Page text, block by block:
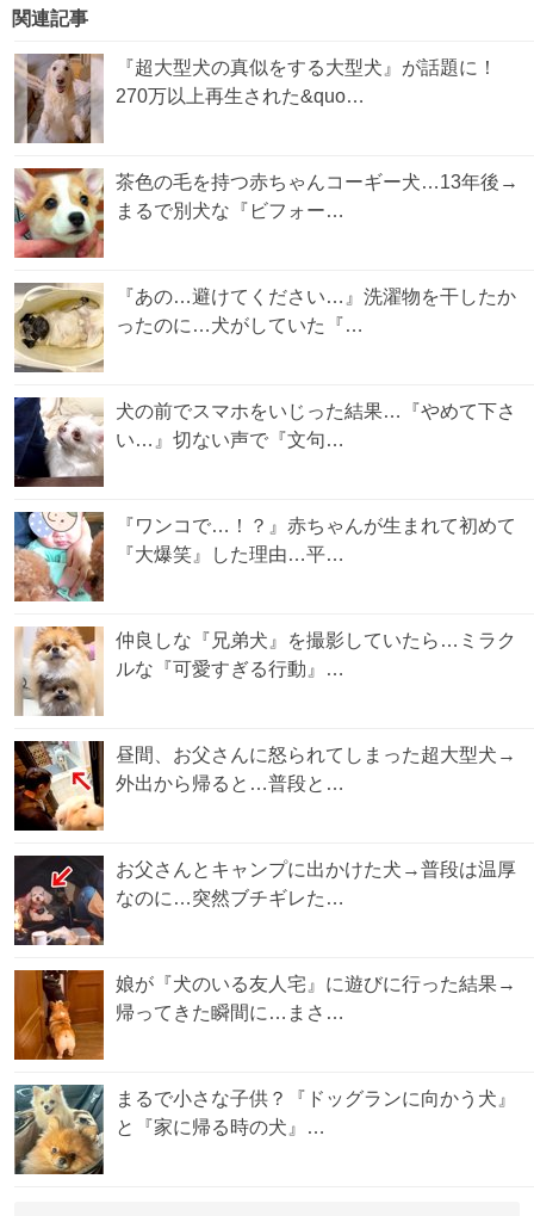
関連記事
『超大型犬の真似をする大型犬』が話題に！
270万以上再生された&quo…
茶色の毛を持つ赤ちゃんコーギー犬…13年後→
まるで別犬な『ビフォー…
『あの…避けてください…』洗濯物を干したか
ったのに…犬がしていた『…
犬の前でスマホをいじった結果…『やめて下さ
い…』切ない声で『文句…
『ワンコで…！？』赤ちゃんが生まれて初めて
『大爆笑』した理由…平…
仲良しな『兄弟犬』を撮影していたら…ミラク
ルな『可愛すぎる行動』…
昼間、お父さんに怒られてしまった超大型犬→
外出から帰ると…普段と…
お父さんとキャンプに出かけた犬→普段は温厚
なのに…突然ブチギレた…
娘が『犬のいる友人宅』に遊びに行った結果→
帰ってきた瞬間に…まさ…
まるで小さな子供？『ドッグランに向かう犬』
と『家に帰る時の犬』…